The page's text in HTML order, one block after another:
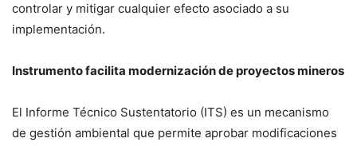
controlar y mitigar cualquier efecto asociado a su
implementación.
Instrumento facilita modernización de proyectos mineros
El Informe Técnico Sustentatorio (ITS) es un mecanismo
de gestión ambiental que permite aprobar modificaciones